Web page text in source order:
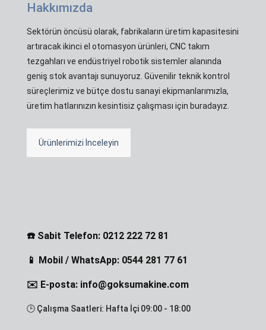
Hakkımızda
Sektörün öncüsü olarak, fabrikaların üretim kapasitesini
artıracak ikinci el otomasyon ürünleri, CNC takım
tezgahları ve endüstriyel robotik sistemler alanında
geniş stok avantajı sunuyoruz. Güvenilir teknik kontrol
süreçlerimiz ve bütçe dostu sanayi ekipmanlarımızla,
üretim hatlarınızın kesintisiz çalışması için buradayız.
Ürünlerimizi İnceleyin
☎️ Sabit Telefon: 0212 222 72 81
📱 Mobil / WhatsApp: 0544 281 77 61
✉️ E-posta: info@goksumakine.com
🕒 Çalışma Saatleri: Hafta İçi 09:00 - 18:00